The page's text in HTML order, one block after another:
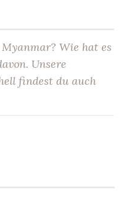
Wie hat es
Unsere
findest du auch